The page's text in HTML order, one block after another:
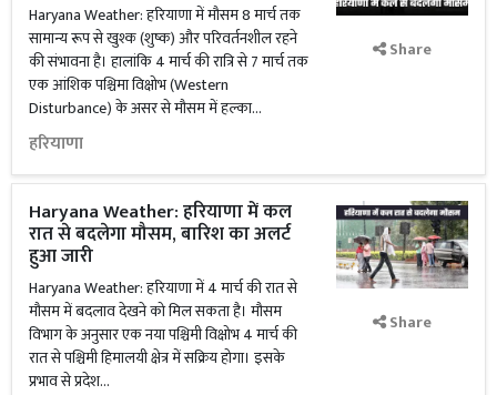
Haryana Weather: हरियाणा में मौसम 8 मार्च तक
सामान्य रूप से खुश्क (शुष्क) और परिवर्तनशील रहने
की संभावना है। हालांकि 4 मार्च की रात्रि से 7 मार्च तक
एक आंशिक पश्चिमा विक्षोभ (Western
Disturbance) के असर से मौसम में हल्का...
हरियाणा
Share
Haryana Weather: हरियाणा में कल
रात से बदलेगा मौसम, बारिश का अलर्ट
हुआ जारी
Haryana Weather: हरियाणा में 4 मार्च की रात से
मौसम में बदलाव देखने को मिल सकता है। मौसम
विभाग के अनुसार एक नया पश्चिमी विक्षोभ 4 मार्च की
रात से पश्चिमी हिमालयी क्षेत्र में सक्रिय होगा। इसके
प्रभाव से प्रदेश...
Share